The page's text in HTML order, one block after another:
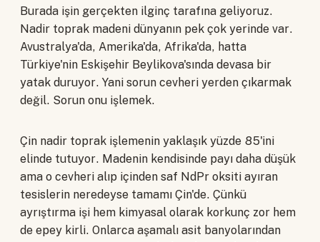
Burada işin gerçekten ilginç tarafına geliyoruz.
Nadir toprak madeni dünyanın pek çok yerinde var.
Avustralya'da, Amerika'da, Afrika'da, hatta
Türkiye'nin Eskişehir Beylikova'sında devasa bir
yatak duruyor. Yani sorun cevheri yerden çıkarmak
değil. Sorun onu işlemek.
Çin nadir toprak işlemenin yaklaşık yüzde 85'ini
elinde tutuyor. Madenin kendisinde payı daha düşük
ama o cevheri alıp içinden saf NdPr oksiti ayıran
tesislerin neredeyse tamamı Çin'de. Çünkü
ayrıştırma işi hem kimyasal olarak korkunç zor hem
de epey kirli. Onlarca aşamalı asit banyolarından